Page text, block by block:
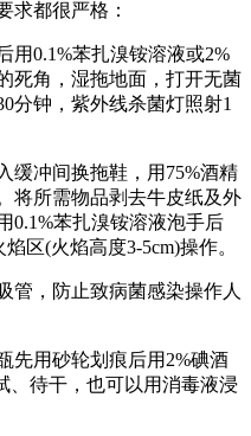
都很严格：
0.1%苯扎溴铵溶液或2%
死角，湿拖地面，打开无菌
分钟，紫外线杀菌灯照射1
冲间换拖鞋，用75%酒精
将所需物品剥去牛皮纸及外
0.1%苯扎溴铵溶液泡手后
区(火焰高度3-5cm)操作。
，防止致病菌感染操作人
用砂轮划痕后用2%碘酒
、待干，也可以用消毒液浸